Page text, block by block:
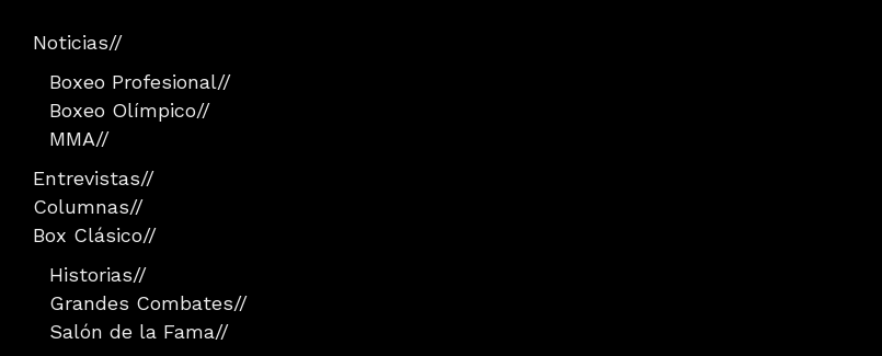
Noticias//
Boxeo Profesional//
Boxeo Olímpico//
MMA//
Entrevistas//
Columnas//
Box Clásico//
Historias//
Grandes Combates//
Salón de la Fama//